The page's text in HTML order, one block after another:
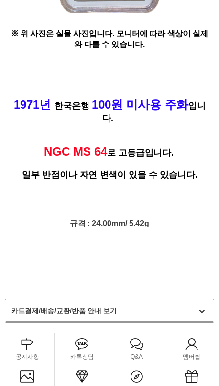
※ 위 사진은 실물 사진입니다. 모니터에 따라 색상이 실제
와 다를 수 있습니다.
1971년 한국은행 100원 미사용 주화입니
다.
NGC MS 64로 고등급입니다.
일부 반점이나 자연 변색이 있을 수 있습니다.
규격 : 24.00mm/ 5.42g
카드결제/배송/교환/반품 안내 보기
공지사항 카톡상담 Q&A 멤버쉽